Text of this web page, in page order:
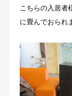
こちらの入居者
に畳んでおられ